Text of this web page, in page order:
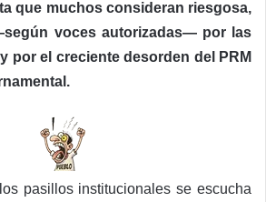
que muchos consideran riesgosa,
voces autorizadas— por las
por el creciente desorden del PRM
pasillos institucionales se escucha